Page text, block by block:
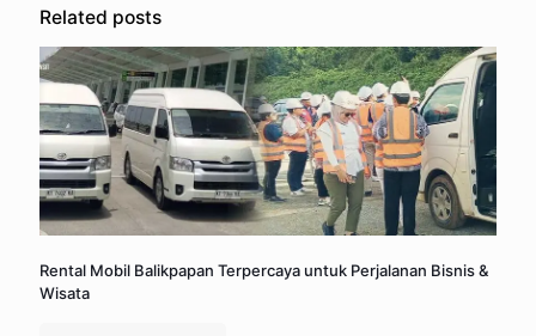
Related posts
Rental Mobil Balikpapan Terpercaya untuk Perjalanan Bisnis &
Wisata